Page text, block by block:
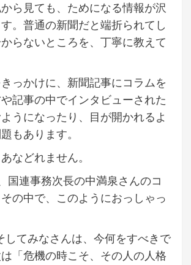
ら見ても、ためになる情報が沢
。普通の新聞だと端折られてし
らないところを、丁寧に教えて
っかけに、新聞記事にコラムを
記事の中でインタビューされた
うになったり、目が開かれるよ
もあります。
などれません。
国連事務次長の中満泉さんのコ
の中で、このようにおっしゃっ
してみなさんは、今何をすべきで
「危機の時こそ、その人の人格